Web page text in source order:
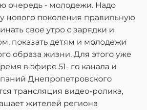
очередь - молодежи. Надо
нового поколения правильную
свое утро с зарядки и
показать детям и молодежи
образа жизни. Для этого уже
в эфире 51- го канала и
Днепропетровского
трансляция видео-ролика,
жителей региона